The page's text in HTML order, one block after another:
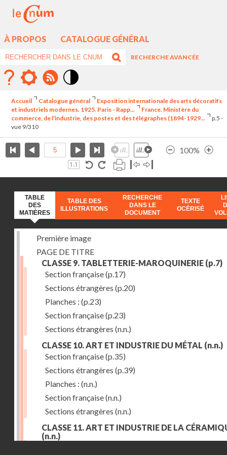
À PROPOS CATALOGUE GÉNÉRAL
RECHERCHE AVANCÉE
élévé
Accueil Catalogue général
Exposition internationale des arts décoratifs
et industriels modernes. 1925. Paris - Rapp...
France. Ministère du
commerce, de l'industrie, des postes et des télégraphes (1894-1929...
p.5 -
vue 9/310
100%
TABLE
DES
MATIÈRES
TABLE DES
ILLUSTRATIONS
RECHERCHE
DANS LE
DOCUMENT
TEXTE
OCÉRISÉ
Première image
PAGE DE TITRE
CLASSE 9. TABLETTERIE-MAROQUINERIE (p.7)
Section française(p.17)
Sections étrangères (p.20)
Planches : (p.23)
Section française(p.23)
Sections étrangères (n.n.)
CLASSE 10. ART ET INDUSTRIE DU MÉTAL (n.n.)
Section française(p.35)
Sections étrangères (p.39)
Planches : (n.n.)
Section française(n.n.)
Sections étrangères (n.n.)
CLASSE 11. ART ET INDUSTRIE DE LA
(n.n.)